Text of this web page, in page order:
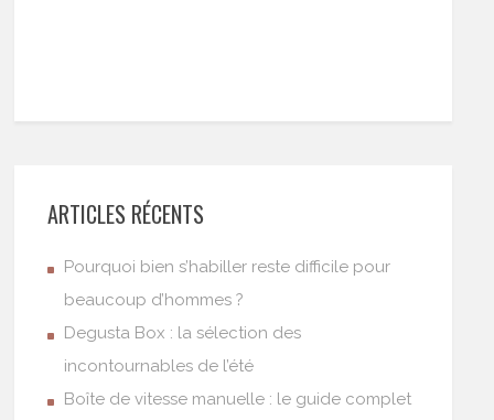
ARTICLES RÉCENTS
Pourquoi bien s’habiller reste difficile pour
beaucoup d’hommes ?
Degusta Box : la sélection des
incontournables de l’été
Boîte de vitesse manuelle : le guide complet